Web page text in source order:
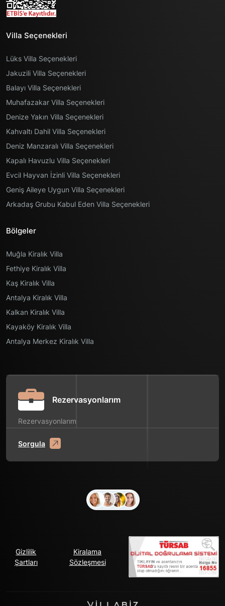
Villa Seçenekleri
Lüks Villa Seçenekleri
Jakuzili Villa Seçenekleri
Balayı Villa Seçenekleri
Muhafazakar Villa Seçenekleri
Denize Yakın Villa Seçenekleri
Kahvaltı Dahil Villa Seçenekleri
Deniz Manzaralı Villa Seçenekleri
Kapalı Havuzlu Villa Seçenekleri
Evcil Hayvan İzinli Villa Seçenekleri
Geniş Aileye Uygun Villa Seçenekleri
Arkadaş Grubu Kabul Eden Villa Seçenekleri
Bölgeler
Muğla Kiralık Villa
Fethiye Kiralık Villa
Kaş Kiralık Villa
Antalya Kiralık Villa
Kalkan Kiralık Villa
Kayaköy Kiralık Villa
Antalya Merkez Kiralık Villa
Rezervasyonlarım
Rezervasyonlarım
Sorgula
Gizlilik
Şartları
Kiralama
Sözleşmesi